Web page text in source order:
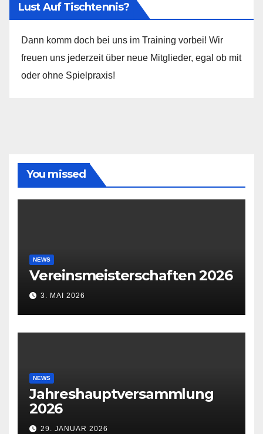
Lust Auf Tischtennis?
Dann komm doch bei uns im Training vorbei! Wir
freuen uns jederzeit über neue Mitglieder, egal ob mit
oder ohne Spielpraxis!
You missed
NEWS
Vereinsmeisterschaften 2026
3. MAI 2026
NEWS
Jahreshauptversammlung
2026
29. JANUAR 2026